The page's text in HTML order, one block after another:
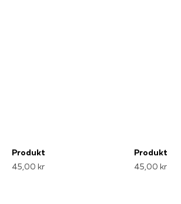
Produkt
45,00 kr
Produkt
45,00 kr